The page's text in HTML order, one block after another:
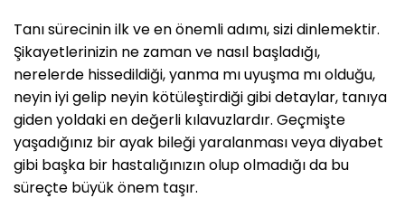
Tanı sürecinin ilk ve en önemli adımı, sizi dinlemektir.
Şikayetlerinizin ne zaman ve nasıl başladığı,
nerelerde hissedildiği, yanma mı uyuşma mı olduğu,
neyin iyi gelip neyin kötüleştirdiği gibi detaylar, tanıya
giden yoldaki en değerli kılavuzlardır. Geçmişte
yaşadığınız bir ayak bileği yaralanması veya diyabet
gibi başka bir hastalığınızın olup olmadığı da bu
süreçte büyük önem taşır.